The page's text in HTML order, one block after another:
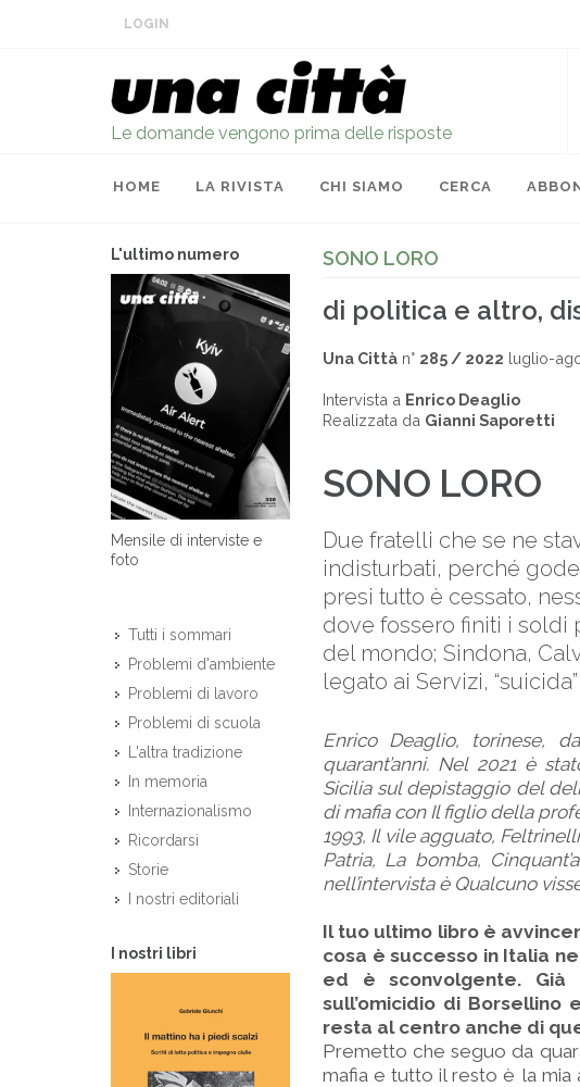
LOGIN
Le domande vengono prima delle risposte
HOME LA RIVISTA CHI SIAMO CERCA
L'ultimo numero
Mensile di interviste e
foto
Tutti i sommari
Problemi d'ambiente
Problemi di lavoro
Problemi di scuola
L'altra tradizione
In memoria
Internazionalismo
Ricordarsi
Storie
I nostri editoriali
I nostri libri
SONO LORO
di politica e altro,
Una Città n° 285 / 2022 luglio-
Intervista a Enrico Deaglio
Realizzata da Gianni Saporetti
SONO LORO
Due fratelli che se ne
indisturbati, perché
presi tutto è cessato,
dove fossero finiti i soldi
del mondo; Sindona,
legato ai Servizi,
Enrico Deaglio, torinese,
quarant’anni. Nel 2021 è
Sicilia sul depistaggio del
di mafia con Il figlio della
1993, Il vile agguato,
Patria, La bomba,
nell’intervista è Qualcuno
Il tuo ultimo libro è
cosa è successo in Italia
ed è sconvolgente.
sull’omicidio di
resta al centro anche di
Premetto che seguo da
mafia e tutto il resto è la mia